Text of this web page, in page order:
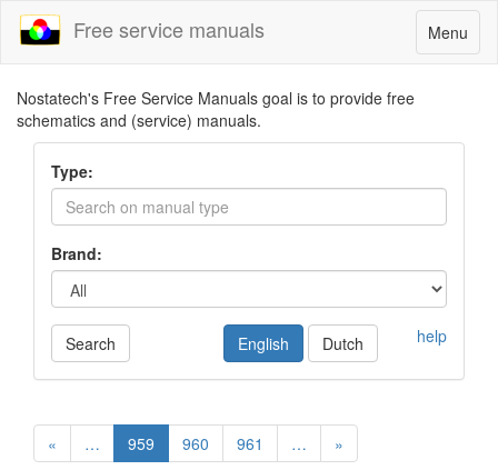
Toggle
navigation
Menu
Free service manuals
Nostatech's Free Service Manuals goal is to provide free
schematics and (service) manuals.
Type:
Brand:
Search help
English Dutch
« … 959 960 961 … »